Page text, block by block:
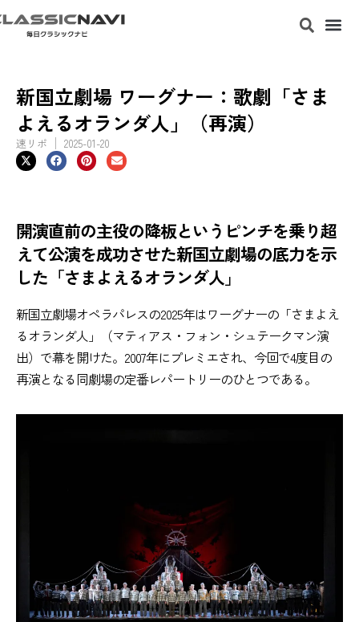
新国立劇場 ワーグナー：歌劇「さま
よえるオランダ人」（再演）
速リポ 2025-01-20
開演直前の主役の降板というピンチを乗り超
えて公演を成功させた新国立劇場の底力を示
した「さまよえるオランダ人」
新国立劇場オペラパレスの2025年はワーグナーの「さまよえ
るオランダ人」（マティアス・フォン・シュテークマン演
出）で幕を開けた。2007年にプレミエされ、今回で4度目の
再演となる同劇場の定番レパートリーのひとつである。